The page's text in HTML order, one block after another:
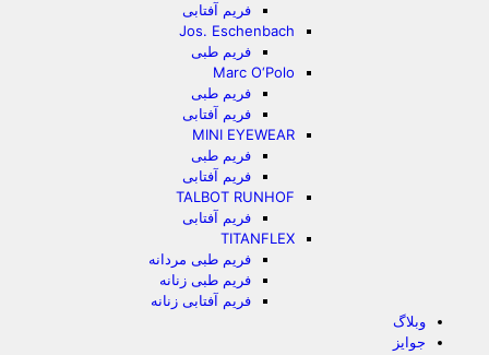
فریم آفتابی
Jos. Eschenbach
فریم طبی
Marc O‘Polo
فریم طبی
فریم آفتابی
MINI EYEWEAR
فریم طبی
فریم آفتابی
TALBOT RUNHOF
فریم آفتابی
TITANFLEX
فریم طبی مردانه
فریم طبی زنانه
فریم آفتابی زنانه
وبلاگ
جوایز